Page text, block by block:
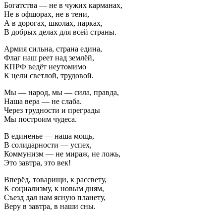
Богатства — не в чужих карманах,
Не в офшорах, не в тени,
А в дорогах, школах, парках,
В добрых делах для всей страны.
Армия сильна, страна едина,
Флаг наш реет над землёй,
КПРФ ведёт неутомимо
К цели светлой, трудовой.
Мы — народ, мы — сила, правда,
Наша вера — не слаба.
Через трудности и преграды
Мы построим чудеса.
В единенье — наша мощь,
В солидарности — успех,
Коммунизм — не мираж, не ложь,
Это завтра, это век!
Вперёд, товарищи, к рассвету,
К социализму, к новым дням,
Съезд дал нам ясную планету,
Веру в завтра, в наши сны.